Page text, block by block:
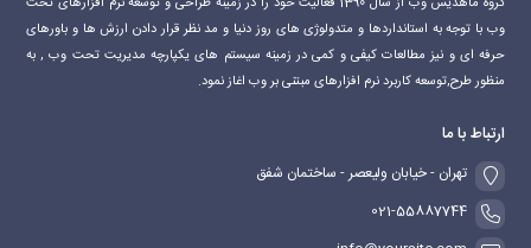
وب با توجه به استانداردها و متدولوژی های روز دنیا و مد نظر قرار دادن ارزش ها و باورهای
حرفه ای و نیز مطالعات کیفی و کمی در زمینه سیستم های یکپارچه مدیریت تحت وب , به
منظور طرح,توسعه کاربرد نرم افزارهای مبتنی بر وب اغاز نمود.
ارتباط با ما
تهران - خیابان ولیعصر - ساختمان شفق
021-55887744